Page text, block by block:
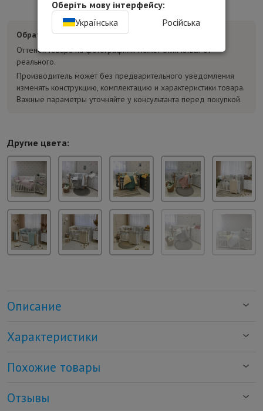
Обратите внимание:
Оттенок товара на фотографиях может отличаться от
реального.
Производитель может без предварительного уведомления
изменять конструкцию, комплектацию и характеристики товара.
Важные параметры уточняйте у консультанта перед покупкой.
Другие цвета:
Описание
Характеристики
Похожие товары
Отзывы
Оберіть мову інтерфейсу:
Українська
Російська